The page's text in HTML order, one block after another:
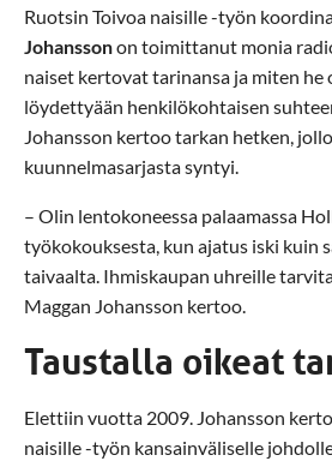
Ruotsin Toivoa naisille -työn
Johanssonon toimittanut monia
naiset kertovat tarinansa ja miten
löydettyään henkilökohtaisen
Johansson kertoo tarkan hetken,
kuunnelmasarjasta syntyi.
– Olin lentokoneessa palaamassa
työkokouksesta, kun ajatus iski kuin
taivaalta. Ihmiskaupan uhreille
Maggan Johansson kertoo.
Taustalla oikeat
Elettiin vuotta 2009. Johansson
naisille -työn kansainväliselle